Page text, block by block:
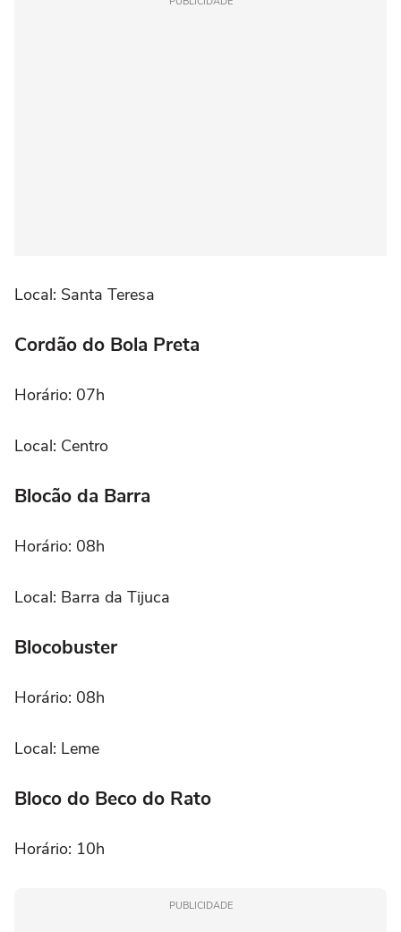
Local: Santa Teresa
Cordão do Bola Preta
Horário: 07h
Local: Centro
Blocão da Barra
Horário: 08h
Local: Barra da Tijuca
Blocobuster
Horário: 08h
Local: Leme
Bloco do Beco do Rato
Horário: 10h
PUBLICIDADE